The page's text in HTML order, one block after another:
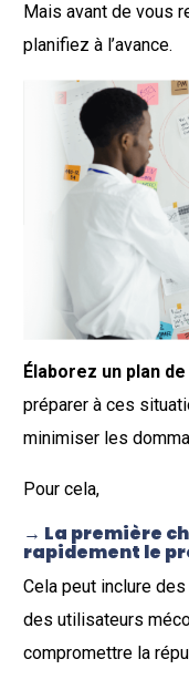
Mais avant de vous
planifiez à l’avance.
Élaborez un plan
préparer à ces
minimiser les
Pour cela,
→ La première
rapidement le
Cela peut inclure
des utilisateurs
compromettre la